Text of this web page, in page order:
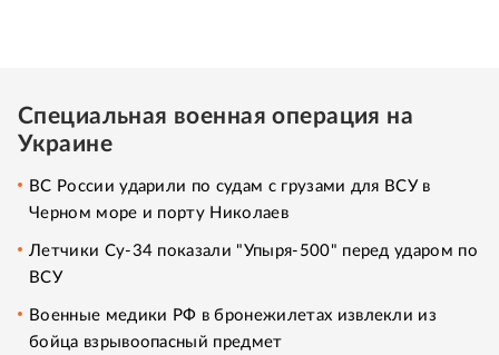
Специальная военная операция на
Украине
ВС России ударили по судам с грузами для ВСУ в
Черном море и порту Николаев
Летчики Су-34 показали "Упыря-500" перед ударом по
ВСУ
Военные медики РФ в бронежилетах извлекли из
бойца взрывоопасный предмет